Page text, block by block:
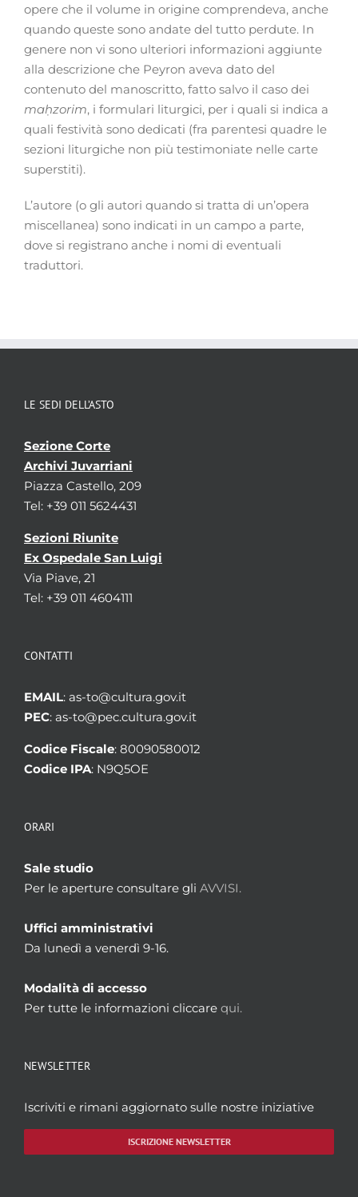
opere che il volume in origine comprendeva, anche
quando queste sono andate del tutto perdute. In
genere non vi sono ulteriori informazioni aggiunte
alla descrizione che Peyron aveva dato del
contenuto del manoscritto, fatto salvo il caso dei
maḥzorim, i formulari liturgici, per i quali si indica a
quali festività sono dedicati (fra parentesi quadre le
sezioni liturgiche non più testimoniate nelle carte
superstiti).
L’autore (o gli autori quando si tratta di un’opera
miscellanea) sono indicati in un campo a parte,
dove si registrano anche i nomi di eventuali
traduttori.
LE SEDI DELL’ASTO
Sezione Corte
Archivi Juvarriani
Piazza Castello, 209
Tel: +39 011 5624431
Sezioni Riunite
Ex Ospedale San Luigi
Via Piave, 21
Tel: +39 011 4604111
CONTATTI
EMAIL: as-to@cultura.gov.it
PEC: as-to@pec.cultura.gov.it
Codice Fiscale: 80090580012
Codice IPA: N9Q5OE
ORARI
Sale studio
Per le aperture consultare gli AVVISI.
Uffici amministrativi
Da lunedì a venerdì 9-16.
Modalità di accesso
Per tutte le informazioni cliccare qui.
NEWSLETTER
Iscriviti e rimani aggiornato sulle nostre iniziative
ISCRIZIONE NEWSLETTER